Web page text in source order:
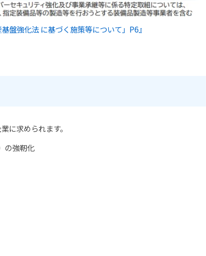
盤強化法 に基づく施策等について」P6』
に求められます。
の強靭化